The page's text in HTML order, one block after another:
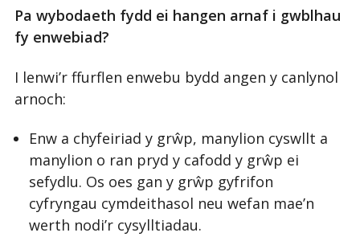
Pa wybodaeth fydd ei hangen arnaf i gwblhau
fy enwebiad?
I lenwi’r ffurflen enwebu bydd angen y canlynol
arnoch:
Enw a chyfeiriad y grŵp, manylion cyswllt a
manylion o ran pryd y cafodd y grŵp ei
sefydlu. Os oes gan y grŵp gyfrifon
cyfryngau cymdeithasol neu wefan mae’n
werth nodi’r cysylltiadau.